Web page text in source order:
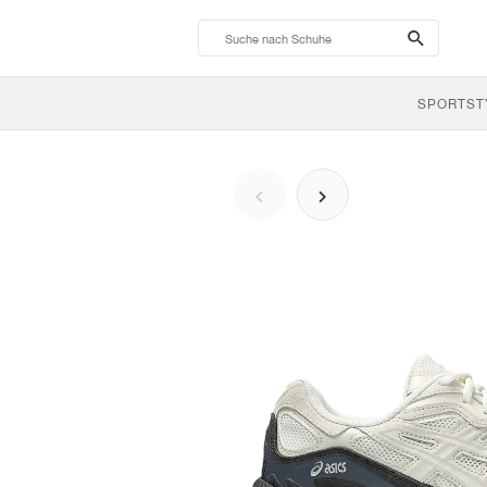
search-
btn